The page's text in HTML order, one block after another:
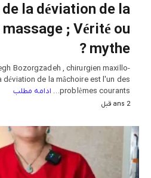
la déviation de la
; Vérité ou
mythe ?
Bozorgzadeh , chirurgien maxillo-
déviation de la mâchoire est l'un des
problèmes courants…
ادامه مطلب
2 ans قبل